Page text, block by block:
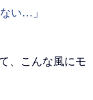
い…」
、こんな風にモ